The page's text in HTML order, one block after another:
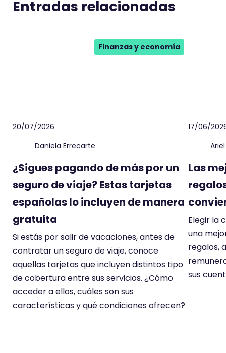
Entradas relacionadas
Finanzas y economía
20/07/2026
Daniela Errecarte
¿Sigues pagando de más por un
seguro de viaje? Estas tarjetas
españolas lo incluyen de manera
gratuita
Si estás por salir de vacaciones, antes de
contratar un seguro de viaje, conoce
aquellas tarjetas que incluyen distintos tipo
de cobertura entre sus servicios. ¿Cómo
acceder a ellos, cuáles son sus
características y qué condiciones ofrecen?
17/06/
Las
Elegir la
una
regalos,
sus